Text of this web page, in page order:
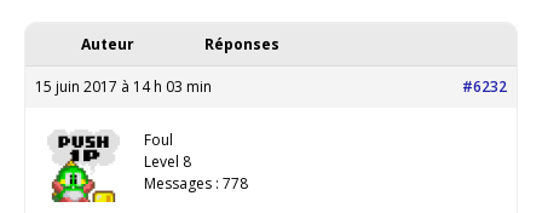
Auteur Réponses
15 juin 2017 à 14 h 03 min #6232
Foul
Level 8
Messages : 778